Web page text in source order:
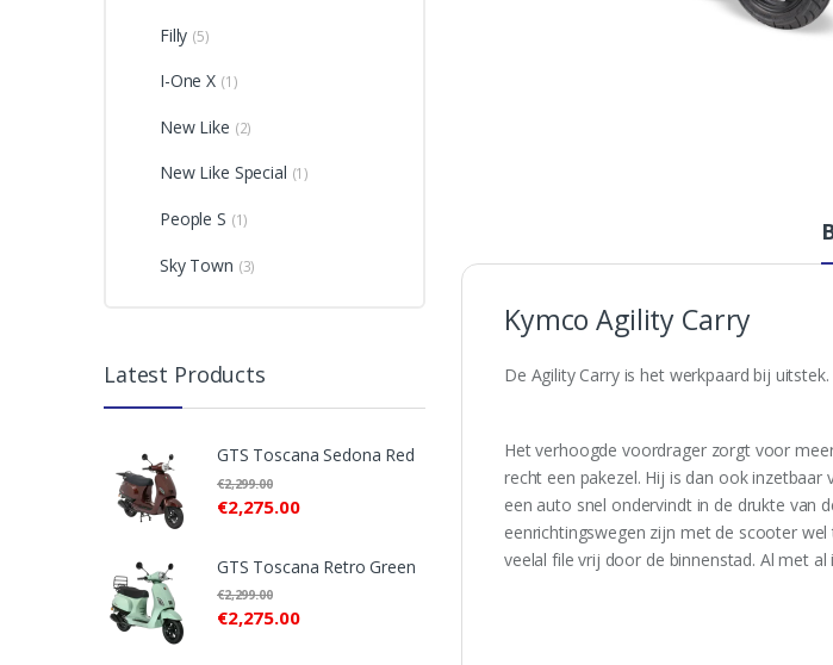
Kymco Agility Carry
De Agility Carry is het werkpaard bij
Het verhoogde voordrager zorgt voor
recht een pakezel. Hij is dan ook
een auto snel ondervindt in de drukte van
eenrichtingswegen zijn met de scooter
veelal file vrij door de binnenstad. Al met
Filly (5)
I-One X (1)
New Like (2)
New Like Special (1)
People S (1)
Sky Town (3)
Latest Products
GTS Toscana Sedona Red
€2,275.00
€2,299.00
GTS Toscana Retro Green
€2,275.00
€2,299.00